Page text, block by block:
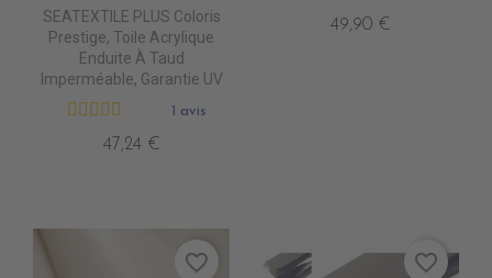
SEATEXTILE PLUS Coloris
Prestige, Toile Acrylique
Enduite À Taud
Imperméable, Garantie UV
1 avis
47,24 €
49,90 €
favorite_border favorite_border